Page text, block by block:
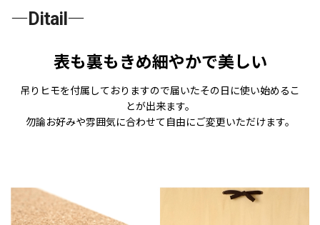
―Ditail―
表も裏もきめ細やかで美しい
吊りヒモを付属しておりますので届いたその日に使い始めるこ
とが出来ます。
勿論お好みや雰囲気に合わせて自由にご変更いただけます。